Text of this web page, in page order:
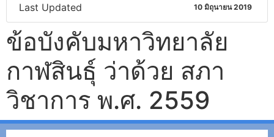
Last Updated 10 มิถุนายน 2019
ข้อบังคับมหาวิทยาลัย
กาฬสินธุ์ ว่าด้วย สภา
วิชาการ พ.ศ. 2559